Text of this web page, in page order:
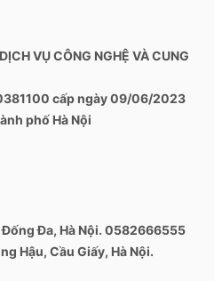
VỤ CÔNG NGHỆ VÀ CUNG
cấp ngày 09/06/2023
phố Hà Nội
Đống Đa, Hà Nội. 0582666555
Hậu, Cầu Giấy, Hà Nội.